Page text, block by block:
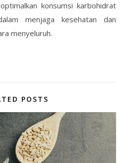
konsumsi karbohidrat
menjaga kesehatan dan
menyeluruh.
POSTS